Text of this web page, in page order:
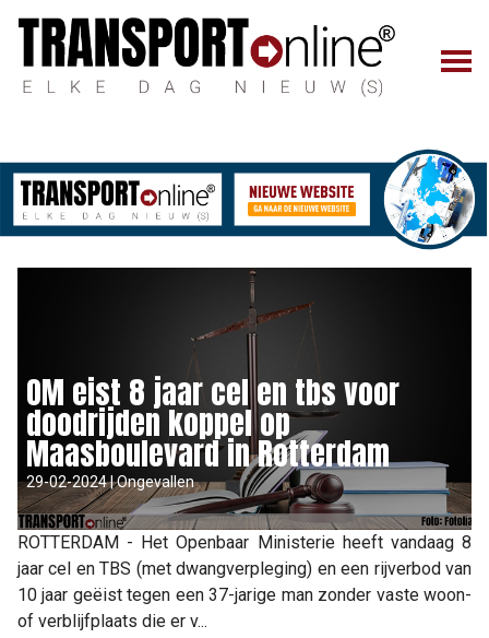
OM eist 8 jaar cel en tbs voor
doodrijden koppel op
Maasboulevard in Rotterdam
29-02-2024 | Ongevallen
ROTTERDAM - Het Openbaar Ministerie heeft vandaag 8
jaar cel en TBS (met dwangverpleging) en een rijverbod van
10 jaar geëist tegen een 37-jarige man zonder vaste woon-
of verblijfplaats die er v...